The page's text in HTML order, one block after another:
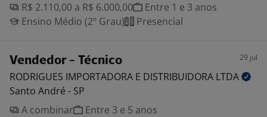
R$ 2.110,00 a R$ 6.000,00
Entre 1 e 3 anos
Ensino Médio (2º Grau)
Presencial
Vendedor - Técnico 29 jul
RODRIGUES IMPORTADORA E DISTRIBUIDORA LTDA
Santo André - SP
A combinar
Entre 3 e 5 anos